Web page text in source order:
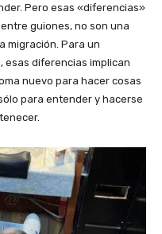
Pero esas «diferencias»
guiones, no son una
migración. Para un
esas diferencias implican
nuevo para hacer cosas
para entender y hacerse